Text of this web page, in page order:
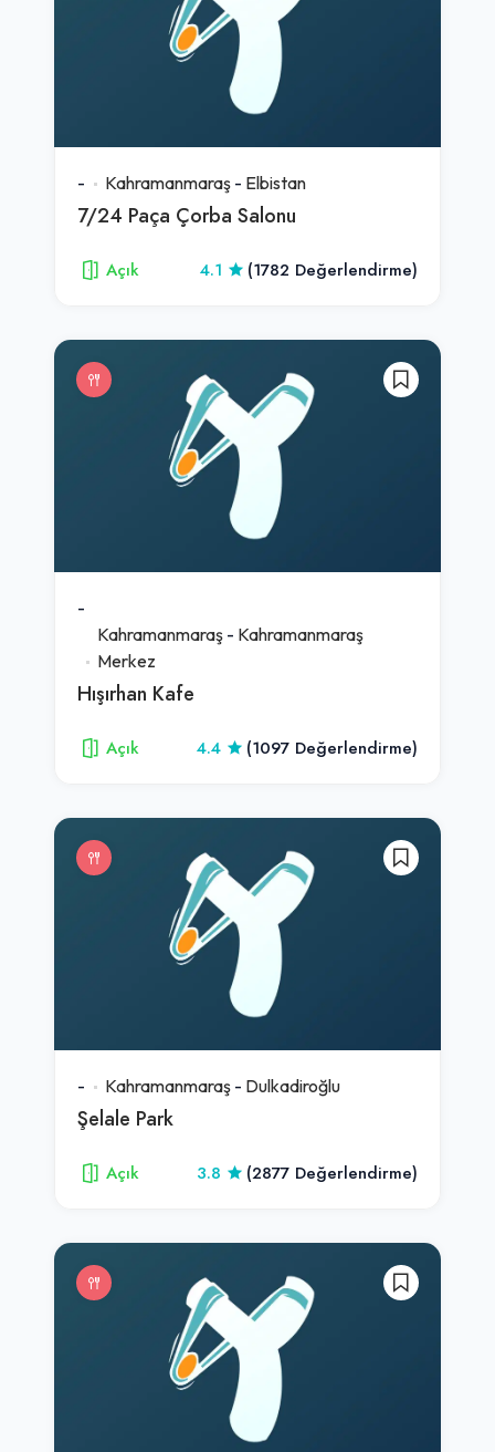
- Kahramanmaraş - Elbistan
7/24 Paça Çorba Salonu
Açık 4.1 (1782 Değerlendirme)
-
Kahramanmaraş - Kahramanmaraş
Merkez
Hışırhan Kafe
Açık 4.4 (1097 Değerlendirme)
- Kahramanmaraş - Dulkadiroğlu
Şelale Park
Açık 3.8 (2877 Değerlendirme)